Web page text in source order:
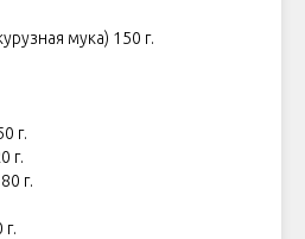
мука) 150 г.
г.
г.
г.